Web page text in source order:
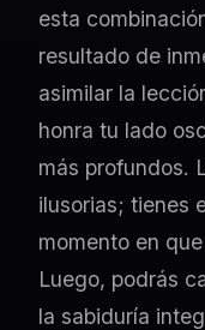
esta
resultado de
asimilar la
honra tu lado
más profundos.
ilusorias; tienes
momento en
Luego, podrás
la sabiduría